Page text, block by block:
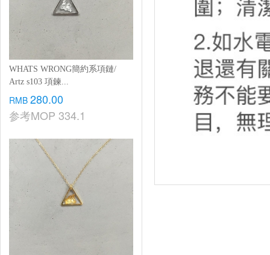
WHATS WRONG簡約系項鏈/
Artz s103 項鍊...
RMB 280.00
参考MOP 334.1